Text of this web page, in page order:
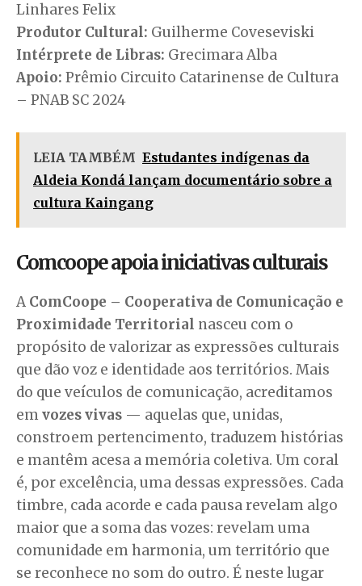
Linhares Felix
Produtor Cultural: Guilherme Coveseviski
Intérprete de Libras: Grecimara Alba
Apoio: Prêmio Circuito Catarinense de Cultura
– PNAB SC 2024
LEIA TAMBÉM Estudantes indígenas da
Aldeia Kondá lançam documentário sobre a
cultura Kaingang
Comcoope apoia iniciativas culturais
A ComCoope – Cooperativa de Comunicação e
Proximidade Territorial nasceu com o
propósito de valorizar as expressões culturais
que dão voz e identidade aos territórios. Mais
do que veículos de comunicação, acreditamos
emvozes vivas — aquelas que, unidas,
constroem pertencimento, traduzem histórias
e mantêm acesa a memória coletiva. Um coral
é, por excelência, uma dessas expressões. Cada
timbre, cada acorde e cada pausa revelam algo
maior que a soma das vozes: revelam uma
comunidade em harmonia, um território que
se reconhece no som do outro. É neste lugar